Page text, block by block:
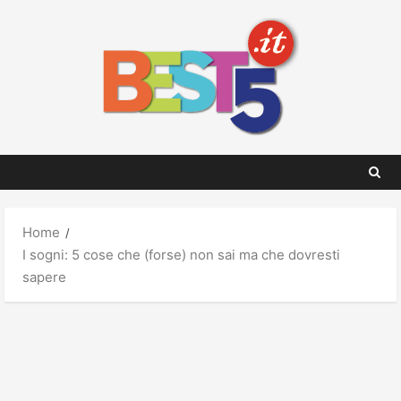
Home
I sogni: 5 cose che (forse) non sai ma che dovresti
sapere